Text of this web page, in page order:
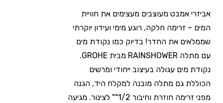
אביזרי אמבט מעוצבים מעצימים את חוויית
המים – זרימה חלקה, רוגע מימי ועידון יוקרתי
שממלאים את החדר! בדיוק כמו נקודת מים
עם מתלה RAINSHOWER מבית GROHE.
נקודת מים עגולה בעיצוב ייחודי ומרשים
הכוללת גם מתלה מובנה למקלח היד, הגנה
מפני זרימה חוזרת וחיבור 1/2"" לצינור. מגיעה